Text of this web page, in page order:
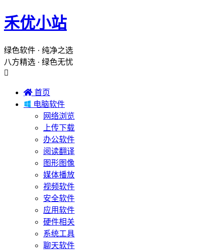
禾优小站
绿色软件 · 纯净之选
八方精选 · 绿色无忧

 首页
 电脑软件
网络浏览
上传下载
办公软件
阅读翻译
图形图像
媒体播放
视频软件
安全软件
应用软件
硬件相关
系统工具
聊天软件